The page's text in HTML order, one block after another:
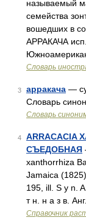
называемый
семейства
вошедших в
АРРАКАЧА
Словарь
3 арракача —
Словарь
Словарь
4
ARRACACIA
СЪЕДОБНАЯ
xanthorrhiza
Jamaica
195, ill. S y n.
т н. н а з в.
Справочник